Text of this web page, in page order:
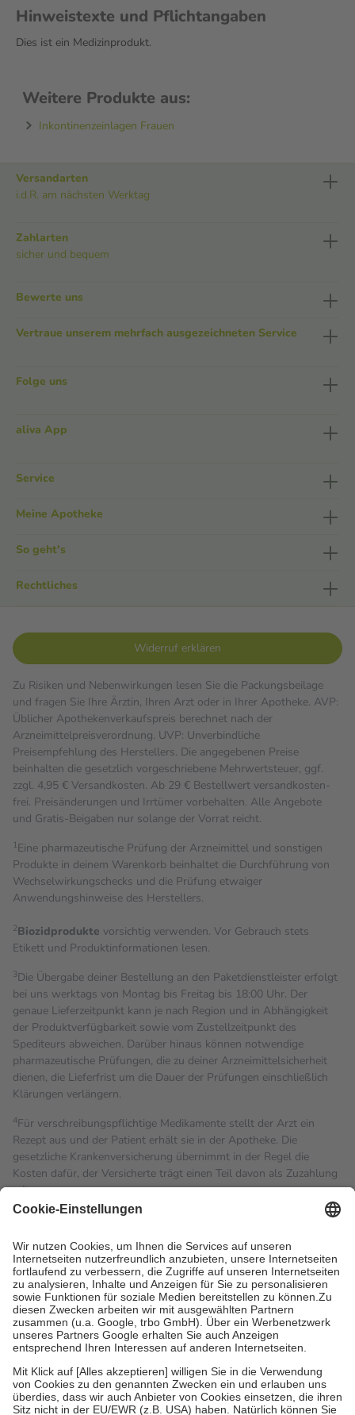
Hinweistexte und Pflichtangaben
Dies ist ein Medizinprodukt.
Weitere Produkte aus:
Inkontinenzeinlagen Frauen
Versandarten
i.d.R. am nächsten Werktag
Zahlarten
sicher und bequem
Bewerte uns
Vertraue unserem mehrfach ausgezeichneten Service
Folge uns
aliva App
Service
Meine Apotheke
So geht's
Rechtliches
Widerruf erklären
Zu Risiken und Nebenwirkungen lesen Sie die Packungsbeilage
und fragen Sie Ihre Ärztin, Ihren Arzt oder in Ihrer Apotheke. AVP:
Üblicher Apothekenverkaufspreis berechnet nach der
Arzneimittelpreisverordnung. UVP: Unverbindliche
Preisempfehlung des Herstellers. Die angegebenen Preise
beinhalten die gesetzlich vorgeschriebene Mehrwertsteuer, ggf.
zzgl. 4,95 € Versandkosten. Ab 29 € Bestell­wert versand­kosten­
frei. Preisänderungen und Irrtümer vorbehalten. Alle Angebote
und Gratis-Beigaben nur solange der Vorrat reicht.
1Eine pharmazeutische Prüfung der Arzneimittel und sonstigen
Produkte in deinem Warenkorb beinhaltet die Durchführung von
Wechselwirkungschecks und die Prüfung etwaiger
Anwendungshinweise des Herstellers.
2Biozidprodukte vorsichtig verwenden. Vor Gebrauch stets
Etikett und Produktinformationen lesen.
3Die Übergabe deiner Bestellung an den Paketdienstleister erfolgt
bei uns werktags von Montag bis Freitag bis 18:00 Uhr. Der
genaue Lieferzeitpunkt kann je nach Region und in Abhängigkeit
der Produktverfügbarkeit sowie vom Zustellzeitpunkt des
Spediteurs abweichen. Darüber hinaus können notwendige
pharmazeutische Prüfungen, die zu deiner Arzneimittelsicherheit
dienen, die Lieferfrist um die Dauer der Prüfungen einschließlich
Klärungen verlängern.
4Für verschreibungspflichtige Medikamente stellt der Arzt ein
Rezept aus und der Patient erhält sie in der Apotheke. Die
gesetzliche Krankenversicherung übernimmt in der Regel die
Kosten dafür, der Versicherte trägt einen Teil davon als Zuzahlung
mit.
Grundsätzlich leisten Mitglieder Zuzahlungen in Höhe von zehn
höchstens zehn Euro.
Es sind jedoch nie mehr als die
tatsächlichen Kosten der Leistung zu entrichten.
Diese Regeln gelten grundsätzlich auch für Online-Apotheken.
Bei Heilmitteln und häuslicher Krankenpflege beträgt die
Zuzahlung zehn Prozent der Kosten sowie zehn Euro je
Verordnung.
Um das Engagement der Versicherten für ihre eigene Gesundheit
zu stärken und die besondere Stellung der Familie zu unterstützen,
fallenkeine Zuzahlungenan bei:
• Kindern und Jugendlichen bis zum vollendeten 18. Lebensjahr
mit Ausnahme der Fahrkosten